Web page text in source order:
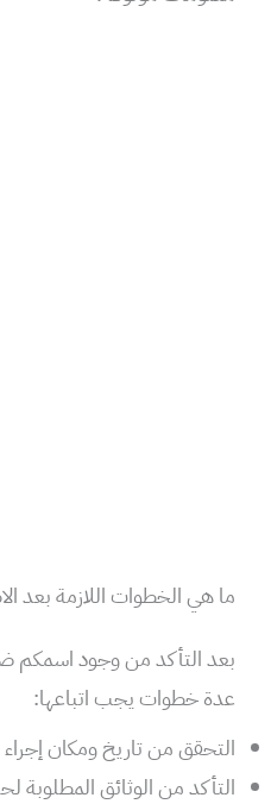
ما هي الخطوات اللازمة بعد
بعد التأكد من وجود اسمكم
عدة خطوات يجب اتباعها:
التحقق من تاريخ ومكان إجراء
التأكد من الوثائق المطلوبة